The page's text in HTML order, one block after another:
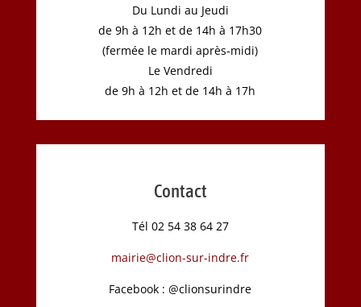
Du Lundi au Jeudi
de 9h à 12h et de 14h à 17h30
(fermée le mardi après-midi)
Le Vendredi
de 9h à 12h et de 14h à 17h
Contact
Tél 02 54 38 64 27
mairie@clion-sur-indre.fr
Facebook : @clionsurindre